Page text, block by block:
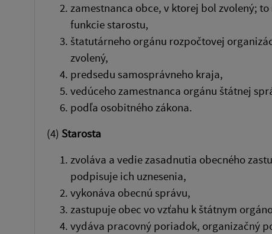
zamestnanca obce, v ktorej bol zvolený;
funkcie starostu,
štatutárneho orgánu rozpočtovej
zvolený,
predsedu samosprávneho kraja,
vedúceho zamestnanca orgánu štátnej
podľa osobitného zákona.
(4) Starosta
zvoláva a vedie zasadnutia obecného
podpisuje ich uznesenia,
vykonáva obecnú správu,
zastupuje obec vo vzťahu k štátnym
vydáva pracovný poriadok, organizačný